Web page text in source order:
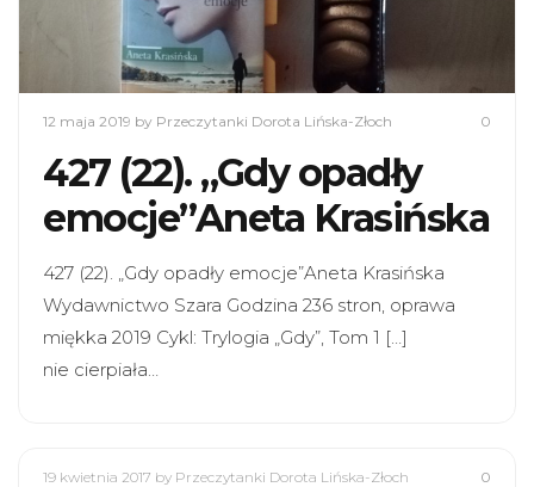
12 maja 2019 by Przeczytanki Dorota Lińska-Złoch 0
427 (22). „Gdy opadły
emocje”Aneta Krasińska
427 (22). „Gdy opadły emocje”Aneta Krasińska
Wydawnictwo Szara Godzina 236 stron, oprawa
miękka 2019 Cykl: Trylogia „Gdy”, Tom 1 […]
nie cierpiała…
19 kwietnia 2017 by Przeczytanki Dorota Lińska-Złoch 0